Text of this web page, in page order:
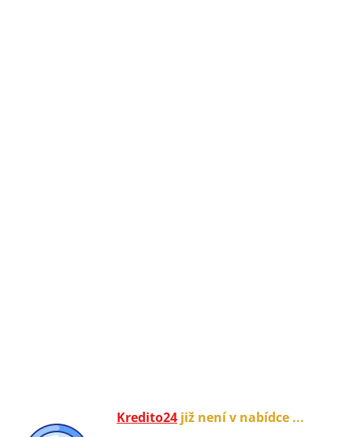
Kredito24 již není v nabídce ...